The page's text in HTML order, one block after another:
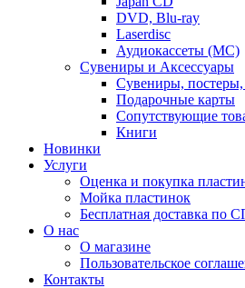
DVD, Blu-ray
Laserdisc
Аудиокассеты (MC)
Сувениры и Аксессуары
Сувениры,
Подарочные карты
Сопутствующие
Книги
Новинки
Услуги
Оценка и покупка
Мойка пластинок
Бесплатная доставка по
О нас
О магазине
Пользовательское
Контакты